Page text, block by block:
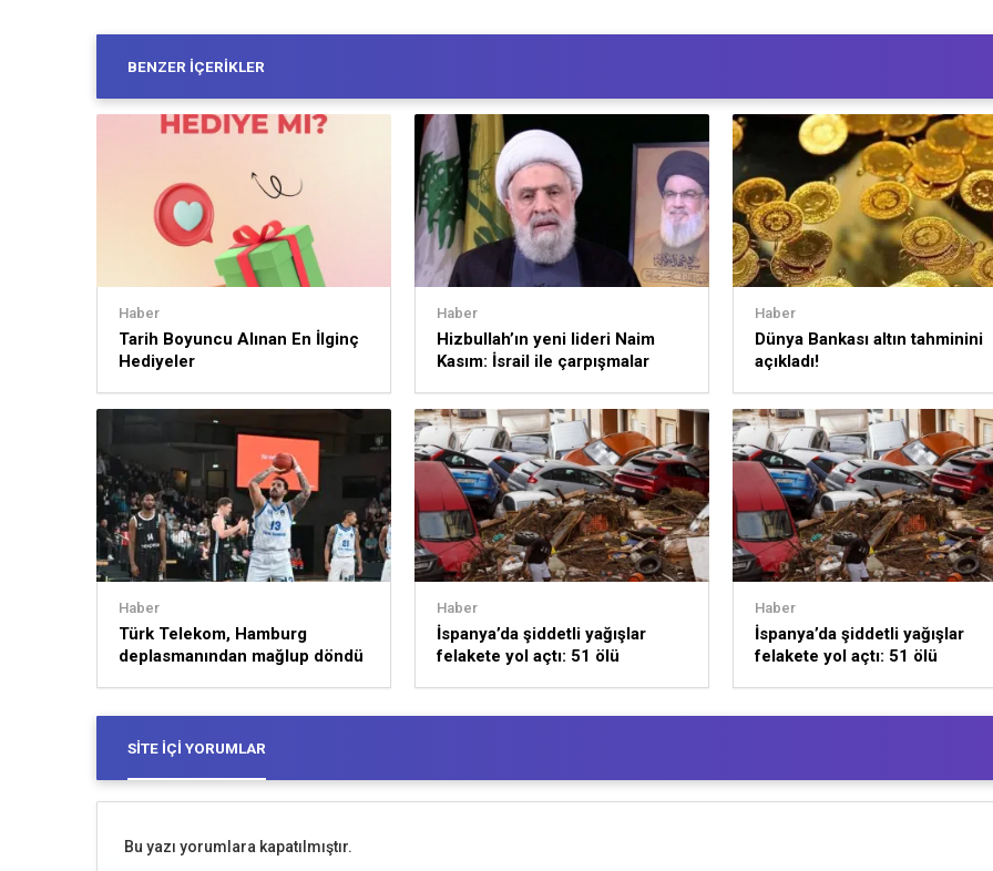
BENZER İÇERIKLER
Haber
Tarih Boyuncu Alınan En İlginç
Hediyeler
Haber
Hizbullah’ın yeni lideri Naim
Kasım: İsrail ile çarpışmalar
Haber
Dünya Bankası altın tahminini
açıkladı!
Haber
Türk Telekom, Hamburg
deplasmanından mağlup döndü
Haber
İspanya’da şiddetli yağışlar
felakete yol açtı: 51 ölü
Haber
İspanya’da şiddetli yağışlar
felakete yol açtı: 51 ölü
SITE İÇI YORUMLAR
Bu yazı yorumlara kapatılmıştır.